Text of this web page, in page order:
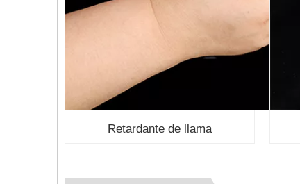
Retardante de llama